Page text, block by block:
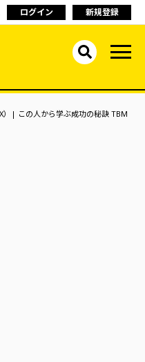
ログイン 新規登録
）| この人から学ぶ成功の秘訣 TBM